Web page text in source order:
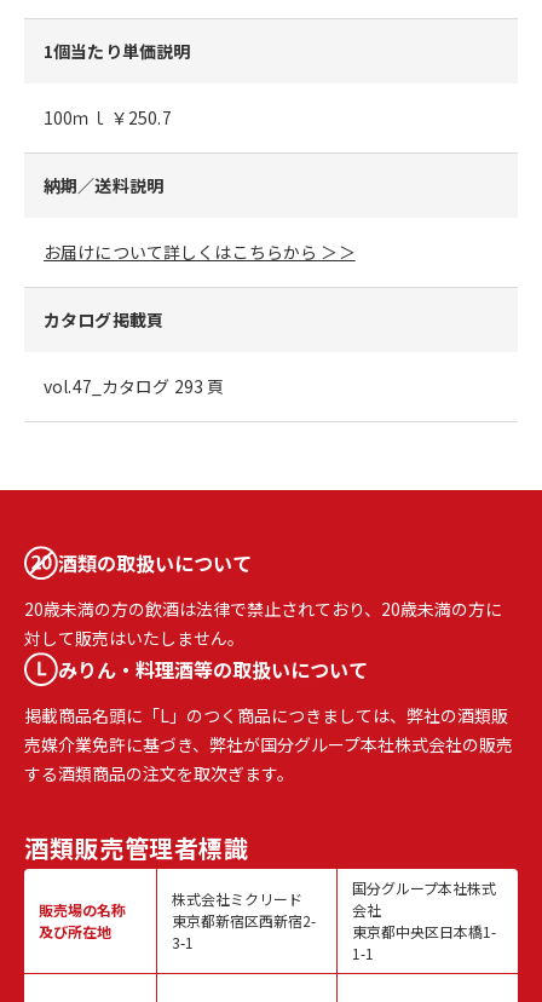
1個当たり単価説明
100ｍｌ ￥250.7
納期／送料説明
お届けについて詳しくはこちらから ＞＞
カタログ掲載頁
vol.47_カタログ 293 頁
酒類の取扱いについて
20歳未満の方の飲酒は法律で禁止されており、20歳未満の方に
対して販売はいたしません。
みりん・料理酒等の取扱いについて
掲載商品名頭に「L」のつく商品につきましては、弊社の酒類販
売媒介業免許に基づき、弊社が国分グループ本社株式会社の販売
する酒類商品の注文を取次ぎます。
酒類販売管理者標識
販売場の名称
及び所在地
株式会社ミクリード
東京都新宿区西新宿2-
3-1
国分グループ本社株式
会社
東京都中央区日本橋1-
1-1